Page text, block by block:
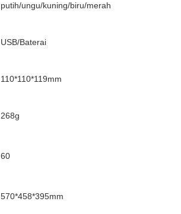
putih/ungu/kuning/biru/merah
USB/Baterai
110*110*119mm
268g
60
570*458*395mm